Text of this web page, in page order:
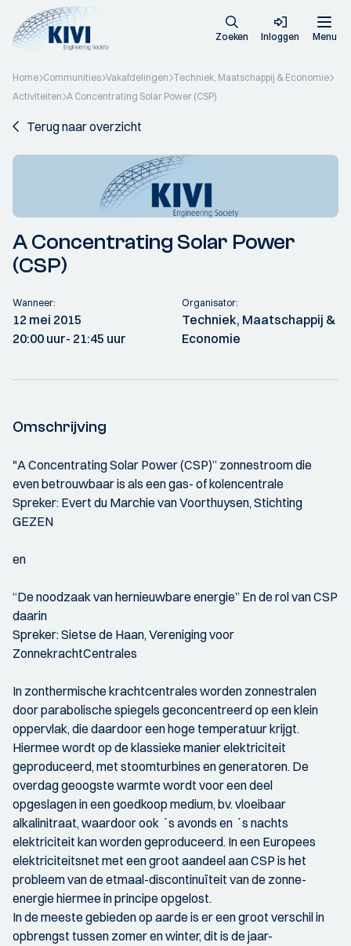
Zoeken Inloggen Menu
Home Communities Vakafdelingen Techniek, Maatschappij & Economie
Activiteiten A Concentrating Solar Power (CSP)
Terug naar overzicht
A Concentrating Solar Power
(CSP)
Wanneer:
12 mei 2015
20:00 uur- 21:45 uur
Organisator:
Techniek, Maatschappij &
Economie
Omschrijving
"A Concentrating Solar Power (CSP)” zonnestroom die
even betrouwbaar is als een gas- of kolencentrale
Spreker: Evert du Marchie van Voorthuysen, Stichting
GEZEN
en
“De noodzaak van hernieuwbare energie” En de rol van CSP
daarin
Spreker: Sietse de Haan, Vereniging voor
ZonnekrachtCentrales
In zonthermische krachtcentrales worden zonnestralen
door parabolische spiegels geconcentreerd op een klein
oppervlak, die daardoor een hoge temperatuur krijgt.
Hiermee wordt op de klassieke manier elektriciteit
geproduceerd, met stoomturbines en generatoren. De
overdag geoogste warmte wordt voor een deel
opgeslagen in een goedkoop medium, bv. vloeibaar
alkalinitraat, waardoor ook ´s avonds en ´s nachts
elektriciteit kan worden geproduceerd. In een Europees
elektriciteitsnet met een groot aandeel aan CSP is het
probleem van de etmaal-discontinuïteit van de zonne-
energie hiermee in principe opgelost.
In de meeste gebieden op aarde is er een groot verschil in
opbrengst tussen zomer en winter, dit is de jaar-